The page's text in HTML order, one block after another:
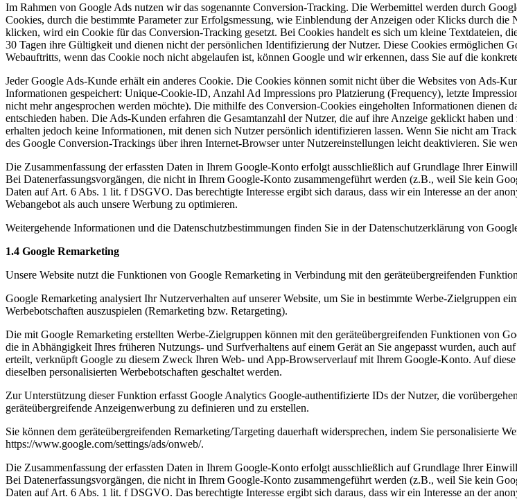
Im Rahmen von Google Ads nutzen wir das sogenannte Conversion-Tracking. Die Werbemittel werden durch
Cookies, durch die bestimmte Parameter zur Erfolgsmessung, wie Einblendung der Anzeigen oder Klicks durch
klicken, wird ein Cookie für das Conversion-Tracking gesetzt. Bei Cookies handelt es sich um kleine Textdateien,
30 Tagen ihre Gültigkeit und dienen nicht der persönlichen Identifizierung der Nutzer. Diese Cookies ermöglichen
Webauftritts, wenn das Cookie noch nicht abgelaufen ist, können Google und wir erkennen, dass Sie auf die
Jeder Google Ads-Kunde erhält ein anderes Cookie. Die Cookies können somit nicht über die Websites von Ads-
Informationen gespeichert: Unique-Cookie-ID, Anzahl Ad Impressions pro Platzierung (Frequency), letzte
nicht mehr angesprochen werden möchte). Die mithilfe des Conversion-Cookies eingeholten Informationen
entschieden haben. Die Ads-Kunden erfahren die Gesamtanzahl der Nutzer, die auf ihre Anzeige geklickt haben
erhalten jedoch keine Informationen, mit denen sich Nutzer persönlich identifizieren lassen. Wenn Sie nicht am
des Google Conversion-Trackings über ihren Internet-Browser unter Nutzereinstellungen leicht deaktivieren. Sie
Die Zusammenfassung der erfassten Daten in Ihrem Google-Konto erfolgt ausschließlich auf Grundlage Ihrer
Bei Datenerfassungsvorgängen, die nicht in Ihrem Google-Konto zusammengeführt werden (z.B., weil Sie kein
Daten auf Art. 6 Abs. 1 lit. f DSGVO. Das berechtigte Interesse ergibt sich daraus, dass wir ein Interesse an der
Webangebot als auch unsere Werbung zu optimieren.
Weitergehende Informationen und die Datenschutzbestimmungen finden Sie in der Datenschutzerklärung von
1.4 Google Remarketing
Unsere Website nutzt die Funktionen von Google Remarketing in Verbindung mit den geräteübergreifenden
Google Remarketing analysiert Ihr Nutzerverhalten auf unserer Website, um Sie in bestimmte Werbe-Zielgruppen
Werbebotschaften auszuspielen (Remarketing bzw. Retargeting).
Die mit Google Remarketing erstellten Werbe-Zielgruppen können mit den geräteübergreifenden Funktionen von
die in Abhängigkeit Ihres früheren Nutzungs- und Surfverhaltens auf einem Gerät an Sie angepasst wurden, auch
erteilt, verknüpft Google zu diesem Zweck Ihren Web- und App-Browserverlauf mit Ihrem Google-Konto. Auf
dieselben personalisierten Werbebotschaften geschaltet werden.
Zur Unterstützung dieser Funktion erfasst Google Analytics Google-authentifizierte IDs der Nutzer, die
geräteübergreifende Anzeigenwerbung zu definieren und zu erstellen.
Sie können dem geräteübergreifenden Remarketing/Targeting dauerhaft widersprechen, indem Sie personalisierte
https://www.google.com/settings/ads/onweb/.
Die Zusammenfassung der erfassten Daten in Ihrem Google-Konto erfolgt ausschließlich auf Grundlage Ihrer
Bei Datenerfassungsvorgängen, die nicht in Ihrem Google-Konto zusammengeführt werden (z.B., weil Sie kein
Daten auf Art. 6 Abs. 1 lit. f DSGVO. Das berechtigte Interesse ergibt sich daraus, dass wir ein Interesse an der